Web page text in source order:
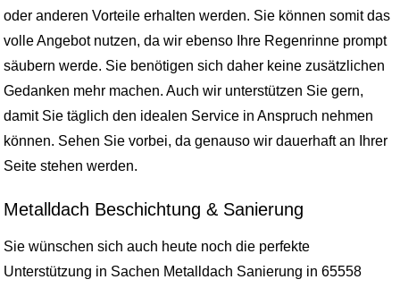
oder anderen Vorteile erhalten werden. Sie können somit das
volle Angebot nutzen, da wir ebenso Ihre Regenrinne prompt
säubern werde. Sie benötigen sich daher keine zusätzlichen
Gedanken mehr machen. Auch wir unterstützen Sie gern,
damit Sie täglich den idealen Service in Anspruch nehmen
können. Sehen Sie vorbei, da genauso wir dauerhaft an Ihrer
Seite stehen werden.
Metalldach Beschichtung & Sanierung
Sie wünschen sich auch heute noch die perfekte
Unterstützung in Sachen Metalldach Sanierung in 65558